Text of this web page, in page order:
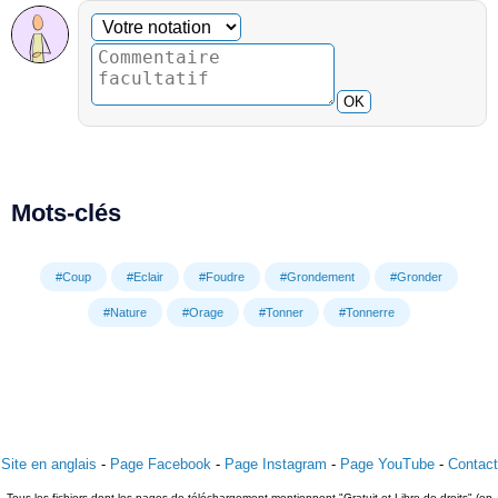
Commentaire facultatif
Votre notation
OK
Mots-clés
#Coup #Eclair #Foudre #Grondement #Gronder
#Nature #Orage #Tonner #Tonnerre
Site en anglais - Page Facebook - Page Instagram - Page YouTube- Contact